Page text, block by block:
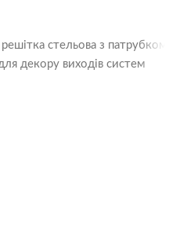
стельова з патрубком
декору виходів систем